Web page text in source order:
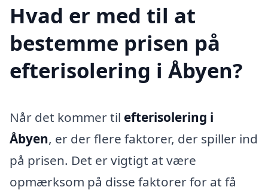
Hvad er med til at
bestemme prisen på
efterisolering i Åbyen?
Når det kommer til efterisolering i
Åbyen, er der flere faktorer, der spiller ind
på prisen. Det er vigtigt at være
opmærksom på disse faktorer for at få